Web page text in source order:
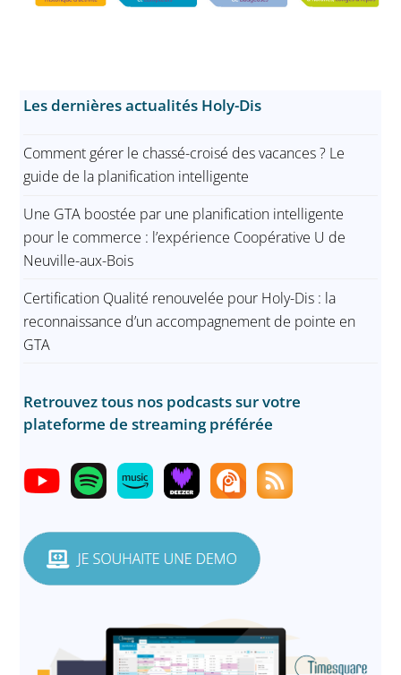
Les dernières actualités Holy-Dis
Comment gérer le chassé-croisé des vacances ? Le
guide de la planification intelligente
Une GTA boostée par une planification intelligente
pour le commerce : l’expérience Coopérative U de
Neuville-aux-Bois
Certification Qualité renouvelée pour Holy-Dis : la
reconnaissance d’un accompagnement de pointe en
GTA
Retrouvez tous nos podcasts sur votre
plateforme de streaming préférée